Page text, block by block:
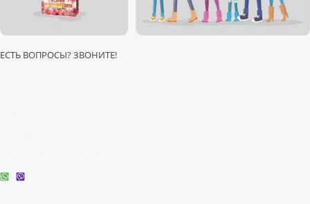
ЕСТЬ ВОПРОСЫ? ЗВОНИТЕ!